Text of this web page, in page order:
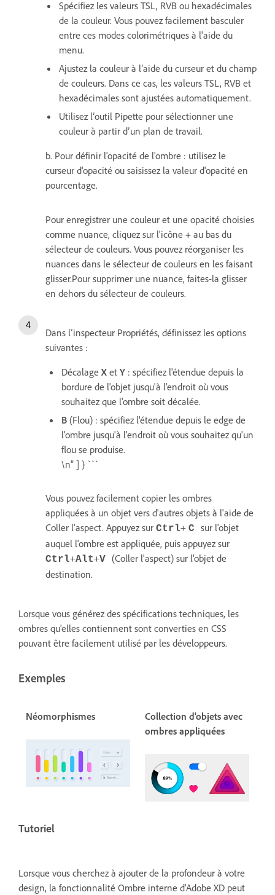
Spécifiez les valeurs TSL, RVB ou hexadécimales
de la couleur. Vous pouvez facilement basculer
entre ces modes colorimétriques à l'aide du
menu.
Ajustez la couleur à l’aide du curseur et du champ
de couleurs. Dans ce cas, les valeurs TSL, RVB et
hexadécimales sont ajustées automatiquement.
Utilisez l’outil Pipette pour sélectionner une
couleur à partir d’un plan de travail.
b. Pour définir l'opacité de l'ombre : utilisez le
curseur d'opacité ou saisissez la valeur d'opacité en
pourcentage.
Pour enregistrer une couleur et une opacité choisies
comme nuance, cliquez sur l'icône + au bas du
sélecteur de couleurs. Vous pouvez réorganiser les
nuances dans le sélecteur de couleurs en les faisant
glisser.Pour supprimer une nuance, faites-la glisser
en dehors du sélecteur de couleurs.
Dans l’inspecteur Propriétés, définissez les options
suivantes :
Décalage X et Y : spécifiez l'étendue depuis la
bordure de l'objet jusqu'à l'endroit où vous
souhaitez que l'ombre soit décalée.
B (Flou) : spécifiez l'étendue depuis le edge de
l'ombre jusqu'à l'endroit où vous souhaitez qu'un
flou se produise.
\n" ] } ```
Vous pouvez facilement copier les ombres
appliquées à un objet vers d'autres objets à l'aide de
Coller l'aspect. Appuyez sur Ctrl+ C sur l'objet
auquel l'ombre est appliquée, puis appuyez sur
Ctrl+Alt+V (Coller l'aspect) sur l'objet de
destination.
Lorsque vous générez des spécifications techniques, les
ombres qu'elles contiennent sont converties en CSS
pouvant être facilement utilisé par les développeurs.
Exemples
Néomorphismes
Collection d'objets avec
ombres appliquées
Tutoriel
Lorsque vous cherchez à ajouter de la profondeur à votre
design, la fonctionnalité Ombre interne d'Adobe XD peut